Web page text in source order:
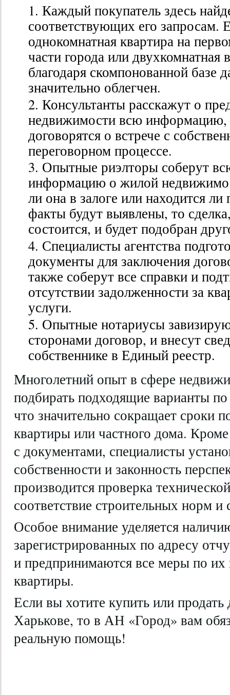
Каждый покупатель здесь
соответствующих его запросам.
однокомнатная квартира на
части города или двухкомнатная
благодаря скомпонованной базе
значительно облегчен.
Консультанты расскажут о
недвижимости всю информацию,
договорятся о встрече с
переговорном процессе.
Опытные риэлторы соберут
информацию о жилой
ли она в залоге или находится
факты будут выявлены, то
состоится, и будет подобран
Специалисты агентства
документы для заключения
также соберут все справки и
отсутствии задолженности за
услуги.
Опытные нотариусы
сторонами договор, и внесут
собственнике в Единый реестр.
Многолетний опыт в сфере
подбирать подходящие варианты
что значительно сокращает сроки
квартиры или частного дома.
с документами, специалисты
собственности и законность
производится проверка
соответствие строительных норм и
Особое внимание уделяется
зарегистрированных по адресу
и предпринимаются все меры по
квартиры.
Если вы хотите купить или
Харькове, то в АН «Город» вам
реальную помощь!